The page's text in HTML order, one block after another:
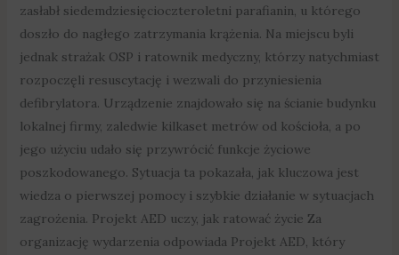
zasłabł siedemdziesięcioczteroletni parafianin, u którego
doszło do nagłego zatrzymania krążenia. Na miejscu byli
jednak strażak OSP i ratownik medyczny, którzy natychmiast
rozpoczęli resuscytację i wezwali do przyniesienia
defibrylatora. Urządzenie znajdowało się na ścianie budynku
lokalnej firmy, zaledwie kilkaset metrów od kościoła, a po
jego użyciu udało się przywrócić funkcje życiowe
poszkodowanego. Sytuacja ta pokazała, jak kluczowa jest
wiedza o pierwszej pomocy i szybkie działanie w sytuacjach
zagrożenia. Projekt AED uczy, jak ratować życie Za
organizację wydarzenia odpowiada Projekt AED, który